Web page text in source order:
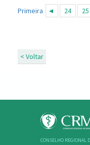
Primeira 24 25
< Voltar
CONSELHO REGIONAL